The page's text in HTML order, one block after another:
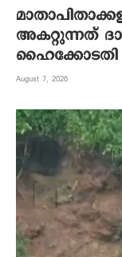
അകറ്റുന്നത്
ഹൈക്കോടതി
August 7, 2026